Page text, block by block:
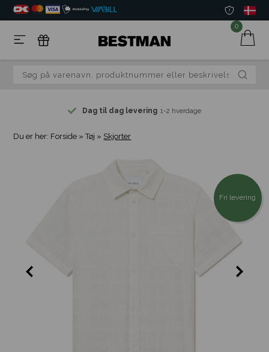
0
Dag til dag levering 1-2 hverdage
Du er her: Forside »Tøj » Skjorter
Fri levering